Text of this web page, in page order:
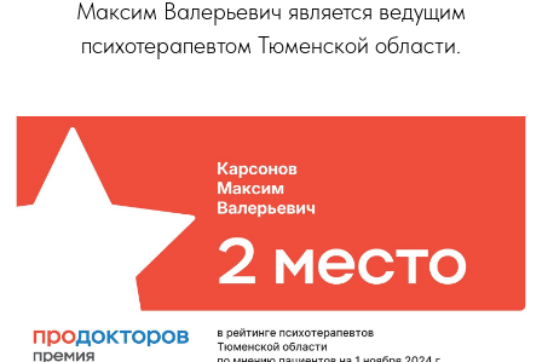
Максим Валерьевич является ведущим
психотерапевтом Тюменской области.